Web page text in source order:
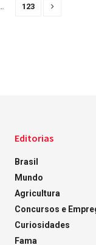
123
Editorias
Brasil
Mundo
Agricultura
Concursos e
Curiosidades
Fama